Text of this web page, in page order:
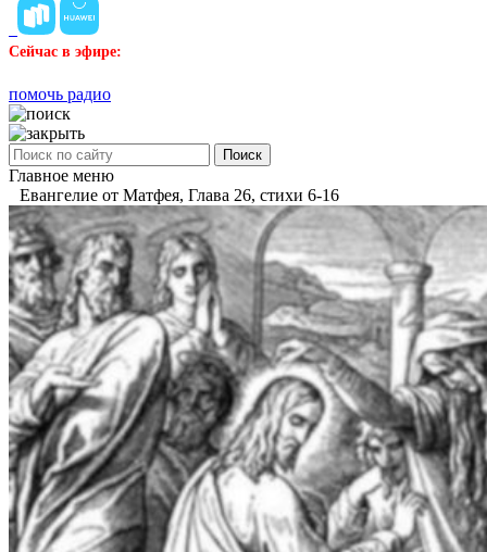
Сейчас в эфире:
помочь радио
Поиск
Главное меню
Евангелие от Матфея, Глава 26, стихи 6-16